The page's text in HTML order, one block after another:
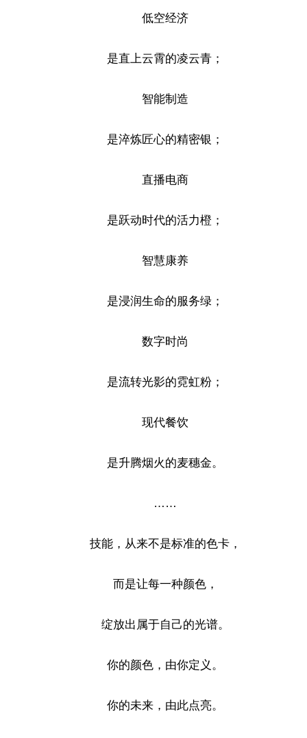
低空经济
是直上云霄的凌云青；
智能制造
是淬炼匠心的精密银；
直播电商
是跃动时代的活力橙；
智慧康养
是浸润生命的服务绿；
数字时尚
是流转光影的霓虹粉；
现代餐饮
是升腾烟火的麦穗金。
……
技能，从来不是标准的色卡，
而是让每一种颜色，
绽放出属于自己的光谱。
你的颜色，由你定义。
你的未来，由此点亮。